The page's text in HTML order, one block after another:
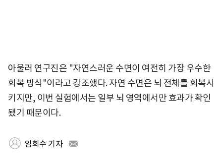
아울러 연구진은 "자연스러운 수면이 여전히 가장 우수한
회복 방식"이라고 강조했다. 자연 수면은 뇌 전체를 회복시
키지만, 이번 실험에서는 일부 뇌 영역에서만 효과가 확인
됐기 때문이다.
임희수 기자